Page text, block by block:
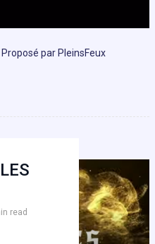
par PleinsFeux
read